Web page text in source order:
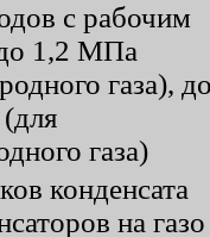
с рабочим
1,2 МПа
газа),
газа)
конденсата
на газо